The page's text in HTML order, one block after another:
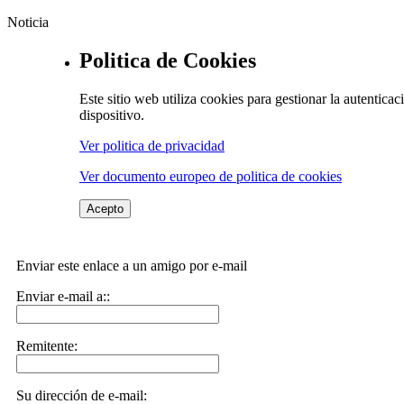
Noticia
Politica de Cookies
Este sitio web utiliza cookies para gestionar la
dispositivo.
Ver politica de privacidad
Ver documento europeo de politica de cookies
Acepto
Enviar este enlace a un amigo por e-mail
Enviar e-mail a::
Remitente:
Su dirección de e-mail: